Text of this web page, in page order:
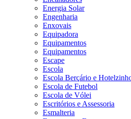
Energia Solar
Engenharia
Enxovais
Equipadora
Equipamentos
Equipamentos
Escape
Escola
Escola Berçário e
Escola de Futebol
Escola de Vólei
Escritórios e Assessoria
Esmalteria